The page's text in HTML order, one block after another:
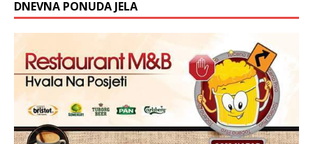
DNEVNA PONUDA JELA